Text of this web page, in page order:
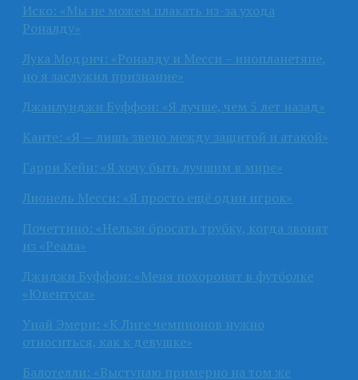
Иско: «Мы не можем плакать из-за ухода
Роналду»
Лука Модрич: «Роналду и Месси – инопланетяне,
но я заслужил признание»
Джанлуиджи Буффон: «Я лучше, чем 5 лет назад»
Канте: «Я — лишь звено между защитой и атакой»
Гарри Кейн: «Я хочу быть лучшим в мире»
Лионель Месси: «Я просто ещё один игрок»
Почеттино: «Нельзя бросать трубку, когда звонят
из «Реала»
Джиджи Буффон: «Меня похоронят в футболке
«Ювентуса»
Унай Эмери: «К Лиге чемпионов нужно
относиться, как к девушке»
Балотелли: «Выступаю примерно на том же